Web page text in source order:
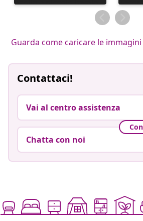
pubblicato
da
Guarda come caricare le immagini
Contattaci!
Vai al centro assistenza
Chatta con noi